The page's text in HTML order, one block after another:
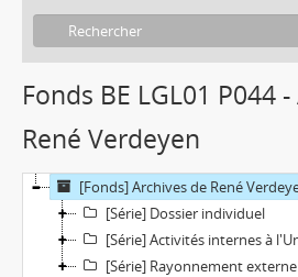
Fonds BE LGL01 P044
René Verdeyen
[Fonds] Archives de René
[Série] Dossier individuel
[Série] Activités internes à
[Série] Rayonnement externe